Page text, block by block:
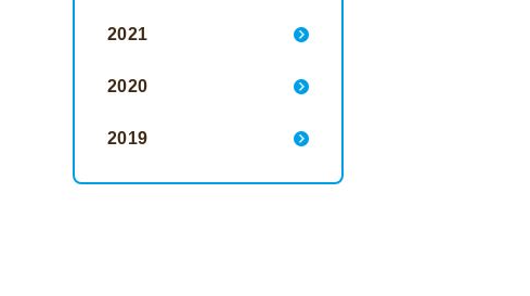
2021
2020
2019